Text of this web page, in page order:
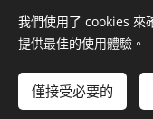
由
我們使用了 cookies 來
提供最佳的使用體驗。
僅接受必要的